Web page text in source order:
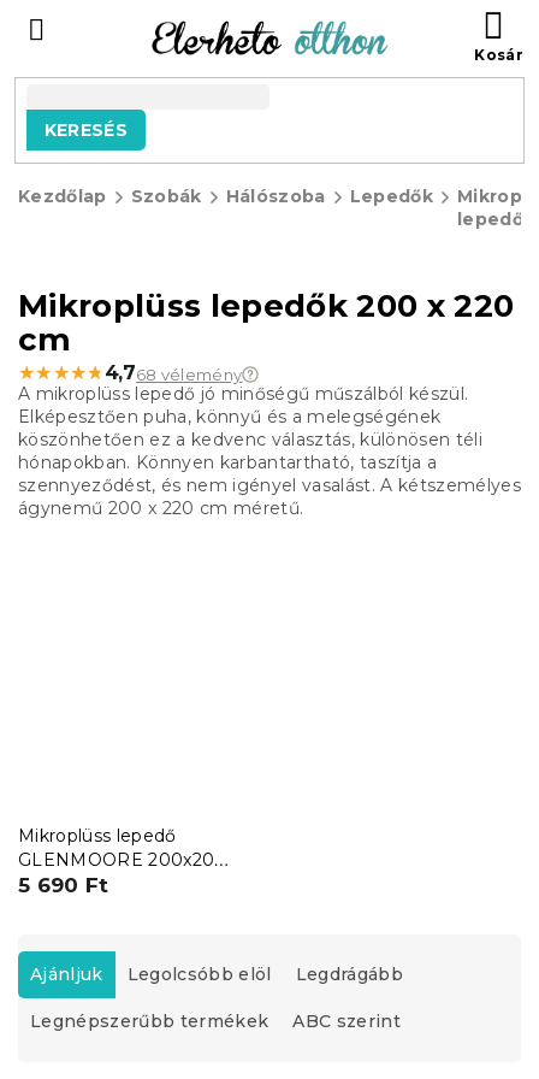
tartalomhoz
KERESÉS
Kezdőlap Szobák Hálószoba Lepedők
lepedők
Mikroplüss lepedők 200 x 220
cm
★★★★★
★★★★★ 4,768 vélemény
A mikroplüss lepedő jó minőségű műszálból készül.
Elképesztően puha, könnyű és a melegségének
köszönhetően ez a kedvenc választás, különösen téli
hónapokban. Könnyen karbantartható, taszítja a
szennyeződést, és nem igényel vasalást. A kétszemélyes
ágynemű 200 x 220 cm méretű.
Mikroplüss lepedő
GLENMOORE 200x200
cm zöld
5 690 Ft
T
e
r
m
Ajánljuk Legolcsóbb elöl Legdrágább
Legnépszerűbb termékek ABC szerint